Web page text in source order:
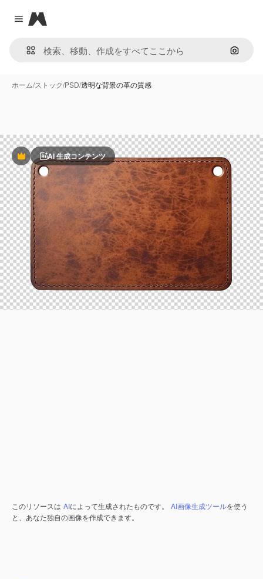
Close menu
Magnific
画像で
ホーム/ストック/PSD/透明な背景の革の質感
PremiumAI 生成コンテンツ
このリソースは AIによって生成されたものです。 AI画像生成ツールを使う
と、あなた独自の画像を作成できます。